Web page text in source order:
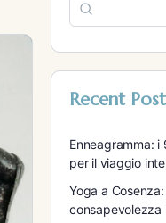
Recent
Enneagramma:
per il viaggio
Yoga a
consapevolezza